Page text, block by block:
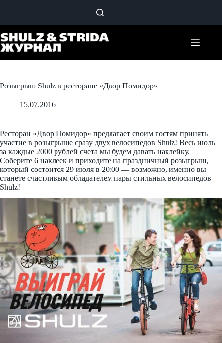
Розыгрыш Shulz в ресторане «Двор Помидор»
15.07.2016
Ресторан «Двор Помидор» предлагает своим гостям принять
участие в розыгрыше сразу двух велосипедов Shulz! Весь июль
за каждые 2000 рублей счета мы будем давать наклейку.
Соберите 6 наклеек и приходите на праздничный розыгрыш,
который состоится 29 июля в 20:00 — возможно, именно вы
станете счастливым обладателем пары стильных велосипедов
Shulz!